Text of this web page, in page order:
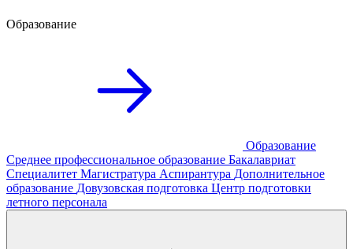
Образование
Образование
Среднее профессиональное образование Бакалавриат
Специалитет Магистратура Аспирантура Дополнительное
образование Довузовская подготовка Центр подготовки
летного персонала